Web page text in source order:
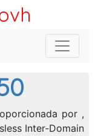
por ,
Inter-Domain